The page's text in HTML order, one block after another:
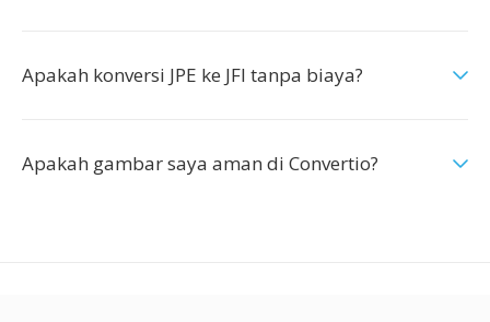
Apakah konversi JPE ke JFI tanpa biaya?
Apakah gambar saya aman di Convertio?